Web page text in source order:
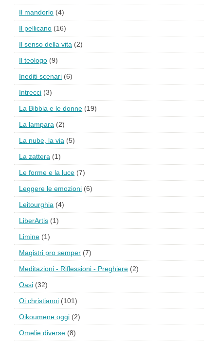
Il mandorlo (4)
Il pellicano (16)
Il senso della vita (2)
Il teologo (9)
Inediti scenari (6)
Intrecci (3)
La Bibbia e le donne (19)
La lampara (2)
La nube, la via (5)
La zattera (1)
Le forme e la luce (7)
Leggere le emozioni (6)
Leitourghia (4)
LiberArtis (1)
Limine (1)
Magistri pro semper (7)
Meditazioni - Riflessioni - Preghiere (2)
Oasi (32)
Oi christianoi (101)
Oikoumene oggi (2)
Omelie diverse (8)